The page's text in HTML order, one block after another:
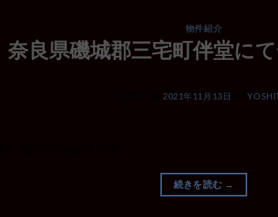
物件紹介
奈良県磯城郡三宅町伴堂に
2021年11月13日 BY
物件が売却中です。
続きを読む →